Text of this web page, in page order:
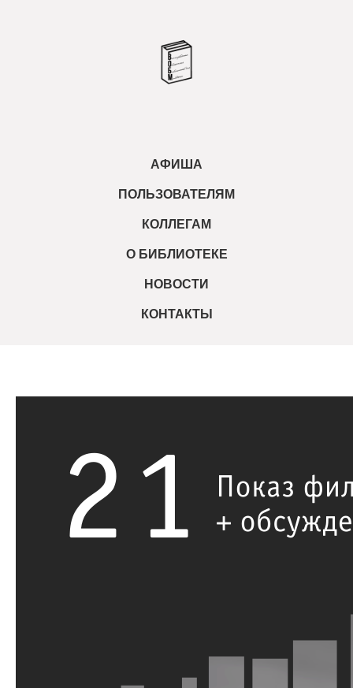
АФИША
ПОЛЬЗОВАТЕЛЯМ
КОЛЛЕГАМ
О БИБЛИОТЕКЕ
НОВОСТИ
КОНТАКТЫ